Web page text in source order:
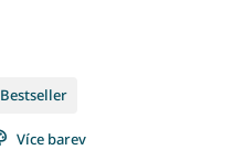
Bestseller
Více barev